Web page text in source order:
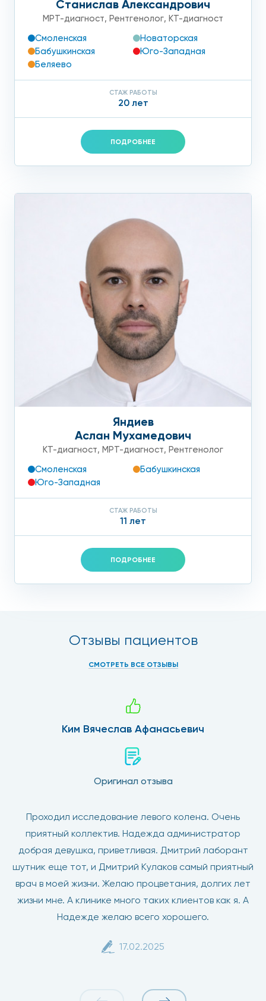
Станислав Александрович
МРТ-диагност, Рентгенолог, КТ-диагност
Смоленская
Новаторская
Бабушкинская
Юго-Западная
Беляево
СТАЖ РАБОТЫ
20 лет
ПОДРОБНЕЕ
Яндиев
Аслан Мухамедович
КТ-диагност, МРТ-диагност, Рентгенолог
Смоленская
Бабушкинская
Юго-Западная
СТАЖ РАБОТЫ
11 лет
ПОДРОБНЕЕ
Отзывы пациентов
СМОТРЕТЬ ВСЕ ОТЗЫВЫ
Ким Вячеслав Афанасьевич
Оригинал отзыва
Проходил исследование левого колена. Очень
приятный коллектив. Надежда администратор
добрая девушка, приветливая. Дмитрий лаборант
шутник еще тот, и Дмитрий Кулаков самый приятный
врач в моей жизни. Желаю процветания, долгих лет
жизни мне. А клинике много таких клиентов как я. А
Надежде желаю всего хорошего.
17.02.2025